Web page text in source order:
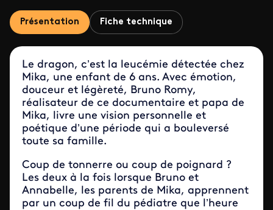
Présentation Fiche technique
Le dragon, c’est la leucémie détectée chez
Mika, une enfant de 6 ans. Avec émotion,
douceur et légèreté, Bruno Romy,
réalisateur de ce documentaire et papa de
Mika, livre une vision personnelle et
poétique d’une période qui a bouleversé
toute sa famille.
Coup de tonnerre ou coup de poignard ?
Les deux à la fois lorsque Bruno et
Annabelle, les parents de Mika, apprennent
par un coup de fil du pédiatre que l’heure